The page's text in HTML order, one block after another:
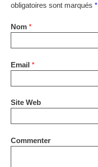
obligatoires sont marqués*
Nom *
Email *
Site Web
Commenter